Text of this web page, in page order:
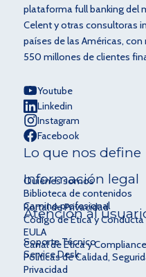
plataforma full banking del
Celent y otras consultoras
países de las Américas,
550 millones de clientes
Youtube
Linkedin
Instagram
Facebook
Lo que nos define
Quiénes somos
Biblioteca de contenidos
Camino profesional
Atención al
Soporte Técnico
Service Desk
Información legal
Portal de Privacidad
Código de Ética y Conducta
EULA
Canal de Ética y Compliance
Políticas de Calidad,
Privacidad